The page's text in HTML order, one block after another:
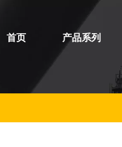
首页 产品系列